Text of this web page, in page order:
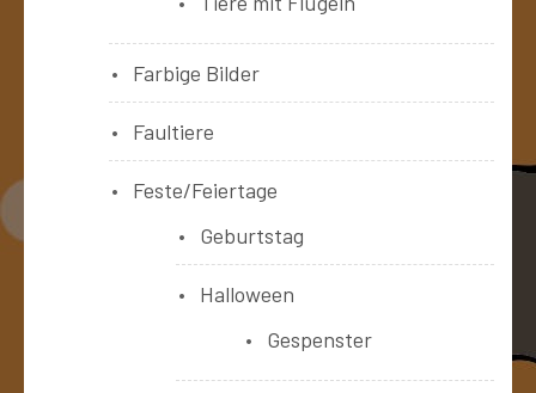
Farbige Bilder
Faultiere
Feste/Feiertage
Geburtstag
Halloween
Gespenster